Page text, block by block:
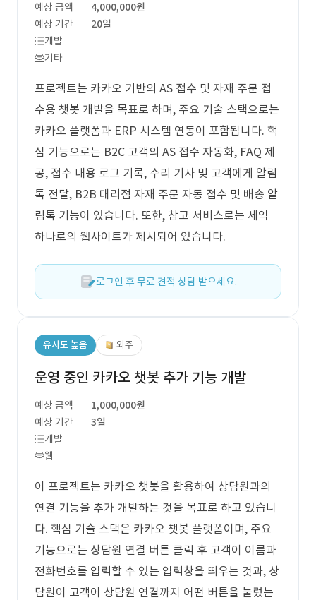
예상 금액
4,000,000원
예상 기간
20일
개발
기타
프로젝트는 카카오 기반의 AS 접수 및 자재 주문 접
수용 챗봇 개발을 목표로 하며, 주요 기술 스택으로는
카카오 플랫폼과 ERP 시스템 연동이 포함됩니다. 핵
심 기능으로는 B2C 고객의 AS 접수 자동화, FAQ 제
공, 접수 내용 로그 기록, 수리 기사 및 고객에게 알림
톡 전달, B2B 대리점 자재 주문 자동 접수 및 배송 알
림톡 기능이 있습니다. 또한, 참고 서비스로는 세익
하나로의 웹사이트가 제시되어 있습니다.
로그인 후 무료 견적 상담 받으세요.
유사도 높음 외주
운영 중인 카카오 챗봇 추가 기능 개발
예상 금액
1,000,000원
예상 기간
3일
개발
웹
이 프로젝트는 카카오 챗봇을 활용하여 상담원과의
연결 기능을 추가 개발하는 것을 목표로 하고 있습니
다. 핵심 기술 스택은 카카오 챗봇 플랫폼이며, 주요
기능으로는 상담원 연결 버튼 클릭 후 고객이 이름과
전화번호를 입력할 수 있는 입력창을 띄우는 것과, 상
담원이 고객이 상담원 연결까지 어떤 버튼을 눌렀는